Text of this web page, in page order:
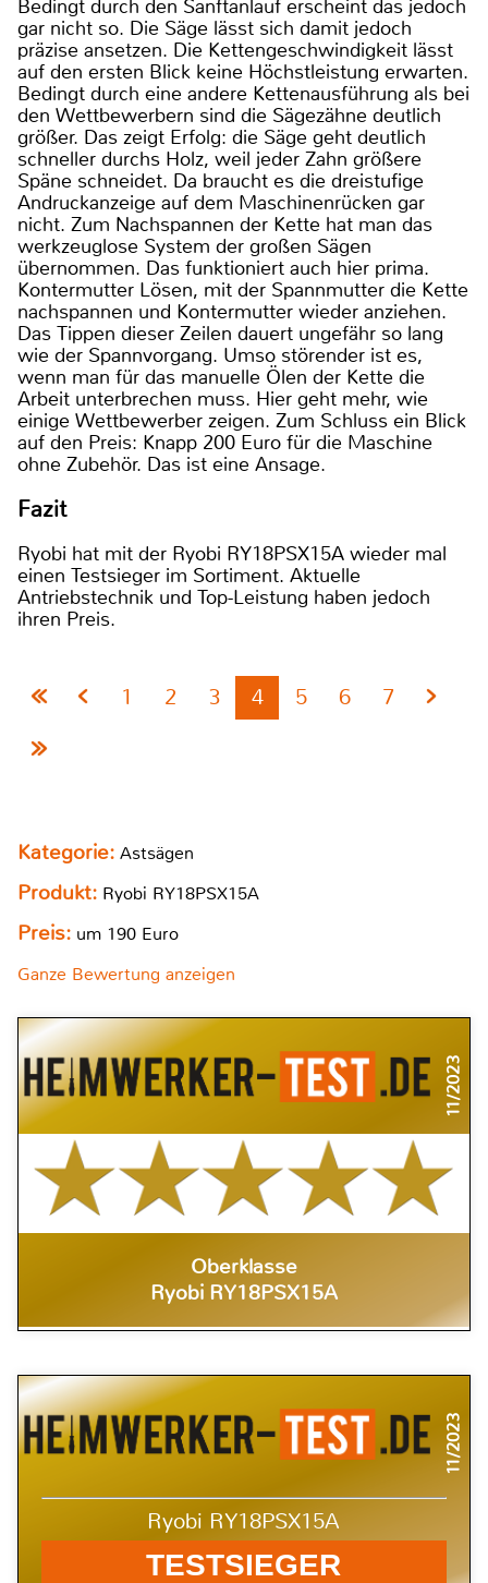
Bedingt durch den Sanftanlauf erscheint das jedoch
gar nicht so. Die Säge lässt sich damit jedoch
präzise ansetzen. Die Kettengeschwindigkeit lässt
auf den ersten Blick keine Höchstleistung erwarten.
Bedingt durch eine andere Kettenausführung als bei
den Wettbewerbern sind die Sägezähne deutlich
größer. Das zeigt Erfolg: die Säge geht deutlich
schneller durchs Holz, weil jeder Zahn größere
Späne schneidet. Da braucht es die dreistufige
Andruckanzeige auf dem Maschinenrücken gar
nicht. Zum Nachspannen der Kette hat man das
werkzeuglose System der großen Sägen
übernommen. Das funktioniert auch hier prima.
Kontermutter Lösen, mit der Spannmutter die Kette
nachspannen und Kontermutter wieder anziehen.
Das Tippen dieser Zeilen dauert ungefähr so lang
wie der Spannvorgang. Umso störender ist es,
wenn man für das manuelle Ölen der Kette die
Arbeit unterbrechen muss. Hier geht mehr, wie
einige Wettbewerber zeigen. Zum Schluss ein Blick
auf den Preis: Knapp 200 Euro für die Maschine
ohne Zubehör. Das ist eine Ansage.
Fazit
Ryobi hat mit der Ryobi RY18PSX15A wieder mal
einen Testsieger im Sortiment. Aktuelle
Antriebstechnik und Top-Leistung haben jedoch
ihren Preis.
1 2 3 4 5 6 7
Kategorie: Astsägen
Produkt: Ryobi RY18PSX15A
Preis: um 190 Euro
Ganze Bewertung anzeigen
11/2023
Oberklasse
Ryobi RY18PSX15A
11/2023
Ryobi RY18PSX15A
TESTSIEGER